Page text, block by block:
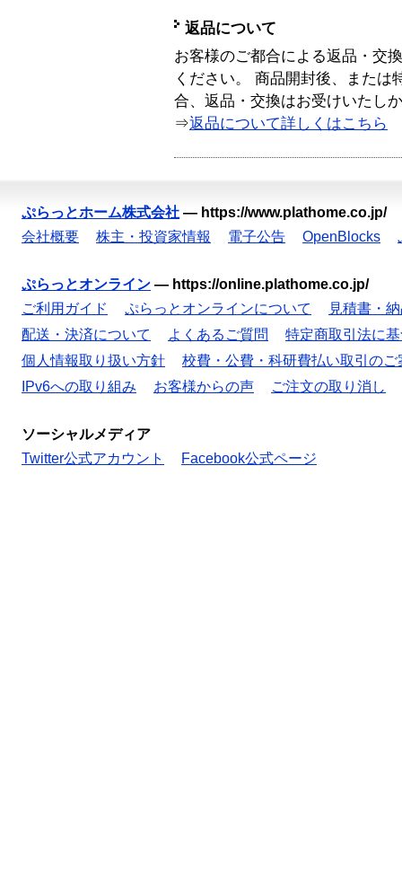
返品について
お客様のご都合による返品・交
ください。 商品開封後、または
合、返品・交換はお受けいたし
⇒返品について詳しくはこちら
ぷらっとホーム株式会社 — https://www.plathome.co.jp/
会社概要
株主・投資家情報 電子公告 OpenBlocks
ぷらっとオンライン — https://online.plathome.co.jp/
ご利用ガイド
ぷらっとオンラインについて
見積書・
配送・決済について
よくあるご質問
特定商取引法に
個人情報取り扱い方針
校費・公費・科研費払い取引のご
IPv6への取り組み
お客様からの声 ご注文の取り消し
ソーシャルメディア
Twitter公式アカウント
Facebook公式ページ